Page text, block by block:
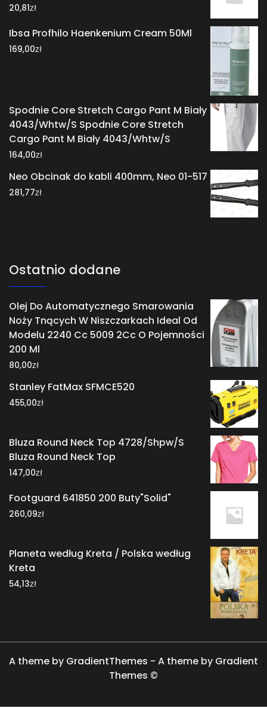
20,81zł
Ibsa Profhilo Haenkenium Cream 50Ml
169,00zł
Spodnie Core Stretch Cargo Pant M Biały
4043/Whtw/S Spodnie Core Stretch
Cargo Pant M Biały 4043/Whtw/S
164,00zł
Neo Obcinak do kabli 400mm, Neo 01-517
281,77zł
Ostatnio dodane
Olej Do Automatycznego Smarowania
Noży Tnących W Niszczarkach Ideal Od
Modelu 2240 Cc 5009 2Cc O Pojemności
200 Ml
80,00zł
Stanley FatMax SFMCE520
455,00zł
Bluza Round Neck Top 4728/Shpw/S
Bluza Round Neck Top
147,00zł
Footguard 641850 200 Buty"Solid"
260,09zł
Planeta według Kreta / Polska według
Kreta
54,13zł
A theme by GradientThemes - A theme by Gradient
Themes ©